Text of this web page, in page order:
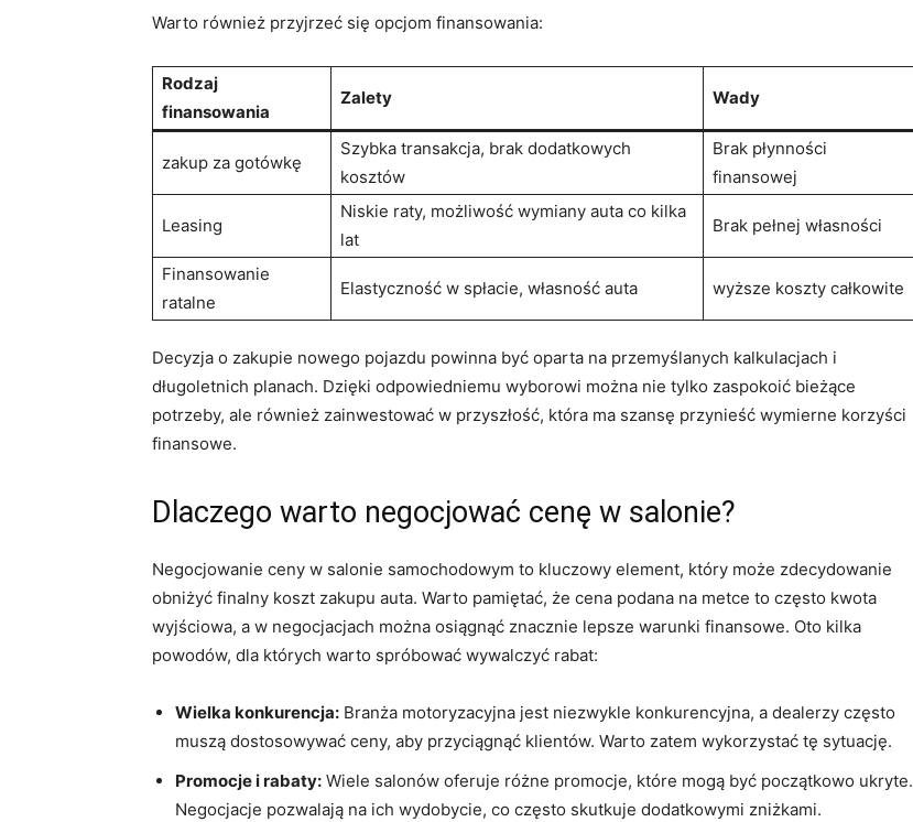
Warto również przyjrzeć się opcjom finansowania:
Rodzaj
finansowania
Zalety Wady
zakup za gotówkę
Szybka transakcja, brak dodatkowych
kosztów
Brak płynności
finansowej
Leasing
Niskie raty, możliwość wymiany auta co kilka
lat
Brak pełnej własności
Finansowanie
ratalne
Elastyczność w spłacie, własność auta wyższe koszty całkowite
Decyzja o zakupie nowego pojazdu powinna być oparta na przemyślanych kalkulacjach i
długoletnich planach. Dzięki odpowiedniemu wyborowi można nie tylko zaspokoić bieżące
potrzeby, ale również zainwestować w przyszłość, która ma szansę przynieść wymierne korzyści
finansowe.
Dlaczego warto negocjować cenę w salonie?
Negocjowanie ceny w salonie samochodowym to kluczowy element, który może zdecydowanie
obniżyć finalny koszt zakupu auta. Warto pamiętać, że cena podana na metce to często kwota
wyjściowa, a w negocjacjach można osiągnąć znacznie lepsze warunki finansowe. Oto kilka
powodów, dla których warto spróbować wywalczyć rabat:
Wielka konkurencja: Branża motoryzacyjna jest niezwykle konkurencyjna, a dealerzy często
muszą dostosowywać ceny, aby przyciągnąć klientów. Warto zatem wykorzystać tę sytuację.
Promocje i rabaty: Wiele salonów oferuje różne promocje, które mogą być początkowo ukryte.
Negocjacje pozwalają na ich wydobycie, co często skutkuje dodatkowymi zniżkami.